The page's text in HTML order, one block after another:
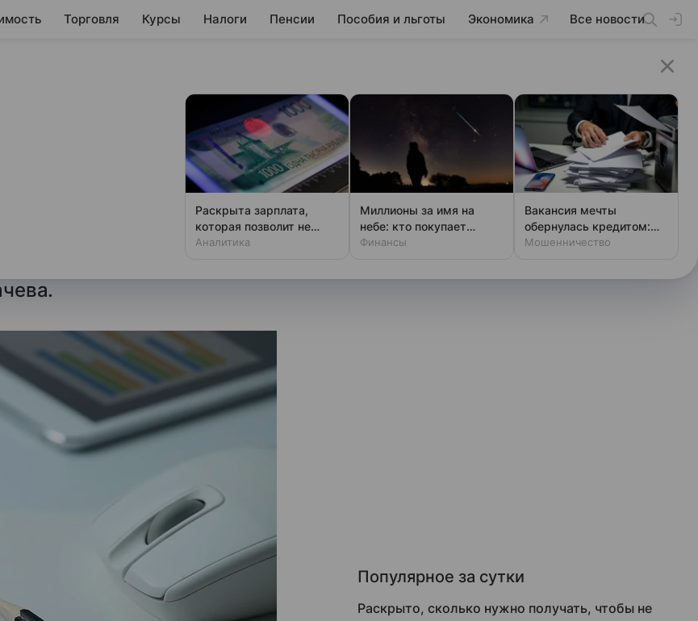
Торговля Курсы Налоги Пенсии Пособия и льготы Экономика Все новости
банкинга в
Популярное за сутки
Раскрыто, сколько нужно получать, чтобы не
Раскрыта зарплата,
которая позволит не
чувствовать зависти
Аналитика
Миллионы за имя на
небе: кто покупает
звезды
Финансы
Вакансия мечты
обернулась кредитом:
новая уловка аферистов
Мошенничество